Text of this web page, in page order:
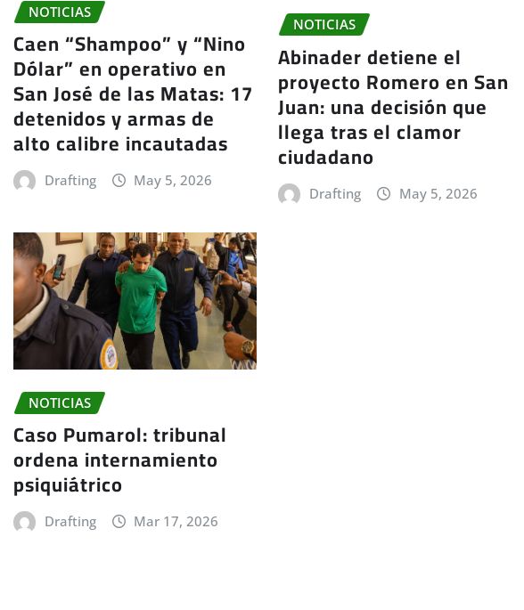
NOTICIAS
Caen “Shampoo” y “Nino
Dólar” en operativo en
San José de las Matas: 17
detenidos y armas de
alto calibre incautadas
Drafting May 5, 2026
NOTICIAS
Abinader detiene el
proyecto Romero en San
Juan: una decisión que
llega tras el clamor
ciudadano
Drafting May 5, 2026
NOTICIAS
Caso Pumarol: tribunal
ordena internamiento
psiquiátrico
Drafting Mar 17, 2026